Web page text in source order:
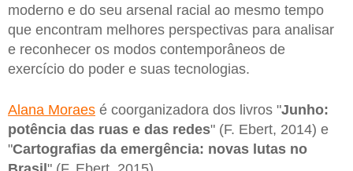
moderno e do seu arsenal racial ao mesmo tempo
que encontram melhores perspectivas para analisar
e reconhecer os modos contemporâneos de
exercício do poder e suas tecnologias.
Alana Moraes é coorganizadora dos livros "Junho:
potência das ruas e das redes" (F. Ebert, 2014) e
"Cartografias da emergência: novas lutas no